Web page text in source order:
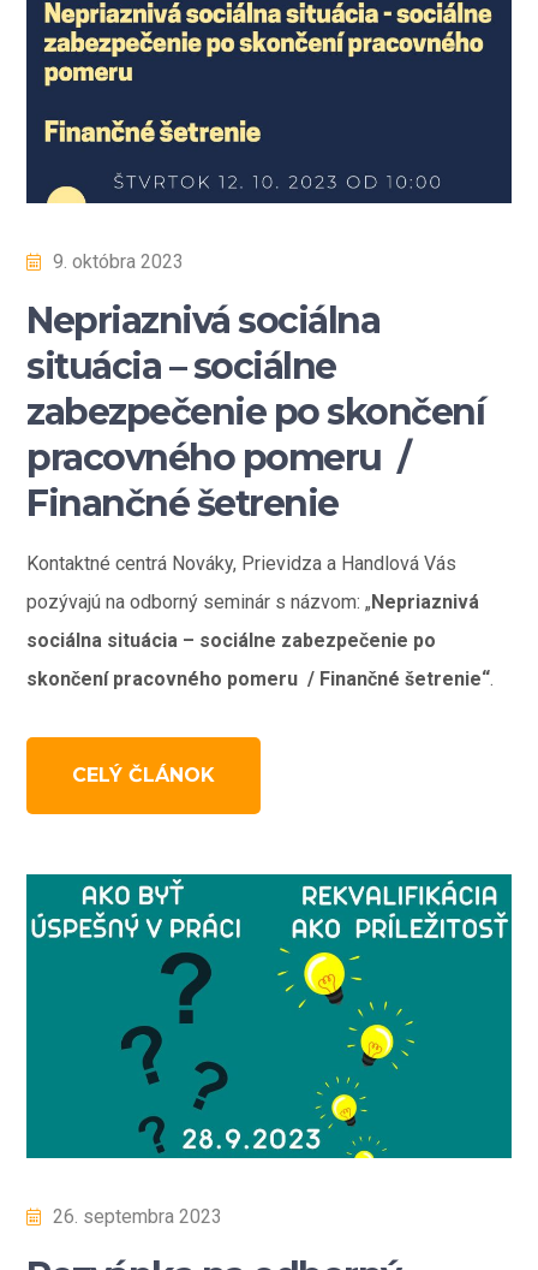
9. októbra 2023
Nepriaznivá sociálna
situácia – sociálne
zabezpečenie po skončení
pracovného pomeru /
Finančné šetrenie
Kontaktné centrá Nováky, Prievidza a Handlová Vás
pozývajú na odborný seminár s názvom: „Nepriaznivá
sociálna situácia – sociálne zabezpečenie po
skončení pracovného pomeru / Finančné šetrenie“.
CELÝ ČLÁNOK
26. septembra 2023